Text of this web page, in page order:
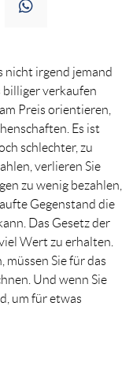
nicht irgend jemand
billiger verkaufen
Preis orientieren,
Es ist
schlechter, zu
verlieren Sie
zu wenig bezahlen,
Gegenstand die
Das Gesetz der
Wert zu erhalten.
müssen Sie für das
Und wenn Sie
um für etwas